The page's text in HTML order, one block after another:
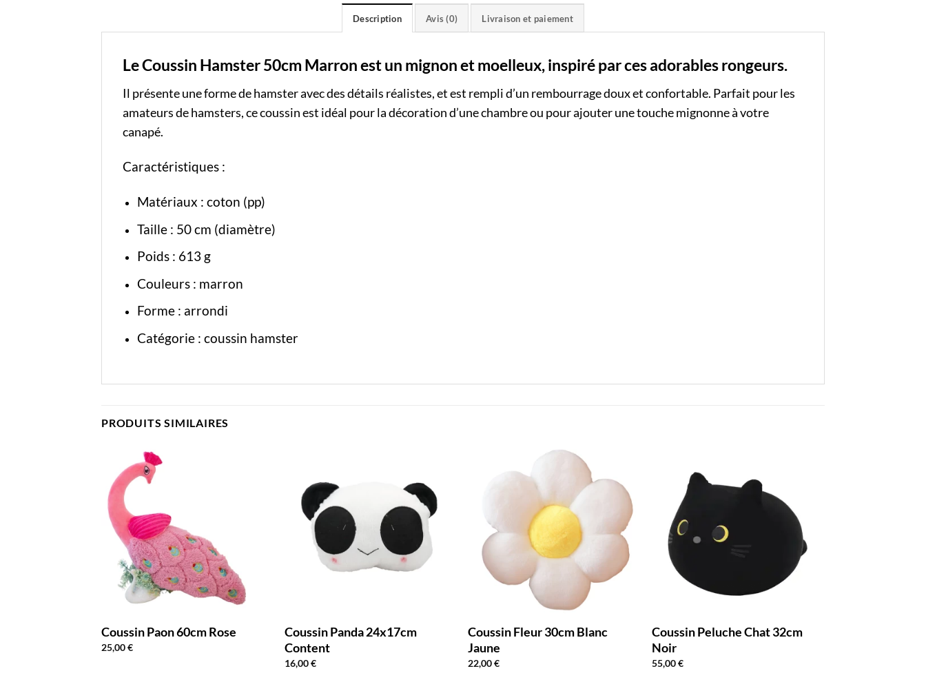
Description Avis (0) Livraison et paiement
Le Coussin Hamster 50cm Marron est un mignon et moelleux, inspiré par ces adorables rongeurs.
Il présente une forme de hamster avec des détails réalistes, et est rempli d’un rembourrage doux et confortable. Parfait pour les
amateurs de hamsters, ce coussin est idéal pour la décoration d’une chambre ou pour ajouter une touche mignonne à votre
canapé.
Caractéristiques :
Matériaux : coton (pp)
Taille : 50 cm (diamètre)
Poids : 613 g
Couleurs : marron
Forme : arrondi
Catégorie : coussin hamster
PRODUITS SIMILAIRES
Coussin Paon 60cm Rose
25,00€
Coussin Panda 24x17cm
Content
16,00€
Coussin Fleur 30cm Blanc
Jaune
22,00€
Coussin Peluche Chat 32cm
Noir
55,00€